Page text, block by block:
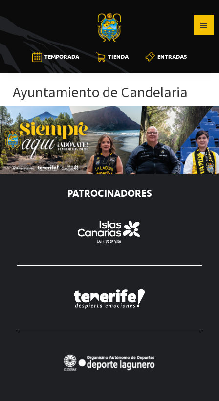
a
la
navegación
principal
al
contenido
principal
a
la
barra
lateral
principal
CB
CANARIAS
TEMPORADA TIENDA ENTRADAS
Ayuntamiento de Candelaria
PATROCINADORES